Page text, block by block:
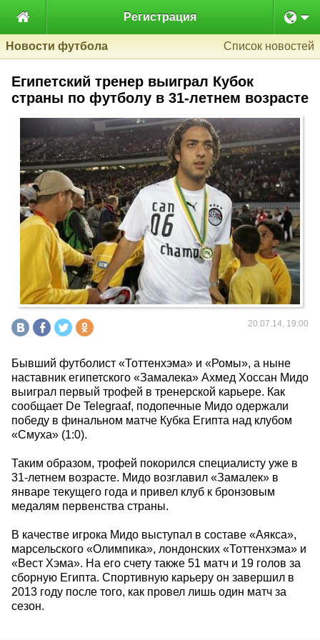
 Регистрация
Новости футбола Список новостей
Египетский тренер выиграл Кубок
страны по футболу в 31-летнем возрасте
20.07.14, 19:00
Бывший футболист «Тоттенхэма» и «Ромы», а ныне
наставник египетского «Замалека» Ахмед Хоссан Мидо
выиграл первый трофей в тренерской карьере. Как
сообщает De Telegraaf, подопечные Мидо одержали
победу в финальном матче Кубка Египта над клубом
«Смуха» (1:0).
Таким образом, трофей покорился специалисту уже в
31-летнем возрасте. Мидо возглавил «Замалек» в
январе текущего года и привел клуб к бронзовым
медалям первенства страны.
В качестве игрока Мидо выступал в составе «Аякса»,
марсельского «Олимпика», лондонских «Тоттенхэма» и
«Вест Хэма». На его счету также 51 матч и 19 голов за
сборную Египта. Спортивную карьеру он завершил в
2013 году после того, как провел лишь один матч за
сезон.